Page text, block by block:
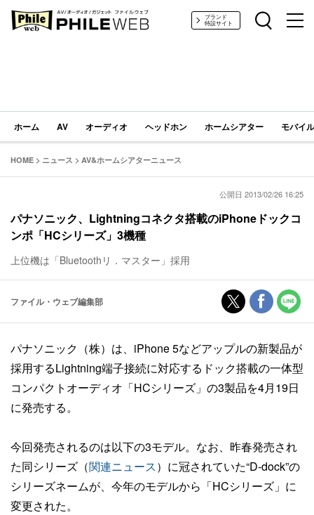
PHILE WEB｜AV/オーディオ/ガジェットブランド
特設サイト
ホーム AV オーディオ ヘッドホン ホームシアター モバイ
HOME > ニュース > AV&ホームシアターニュース
公開日 2013/02/26 16:25
パナソニック、Lightningコネクタ搭載のiPhoneドックコ
ンポ「HCシリーズ」3機種
上位機は「Bluetoothリ．マスター」採用
ファイル・ウェブ編集部
パナソニック（株）は、iPhone 5などアップルの新製品が
採用するLightning端子接続に対応するドック搭載の一体型
コンパクトオーディオ「HCシリーズ」の3製品を4月19日
に発売する。
今回発売されるのは以下の3モデル。なお、昨春発売され
た同シリーズ（関連ニュース）に冠されていた“D-dock”の
シリーズネームが、今年のモデルから「HCシリーズ」に
変更された。